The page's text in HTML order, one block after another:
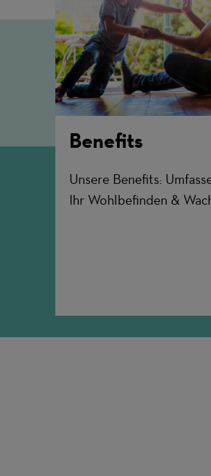
Benefits
Unsere Benefits:
Ihr Wohlbefinden &